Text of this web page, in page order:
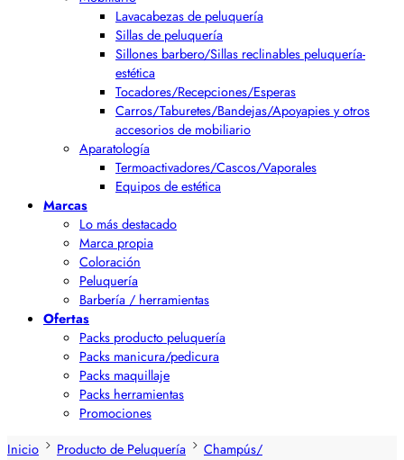
Lavacabezas de peluquería
Sillas de peluquería
Sillones barbero/Sillas reclinables peluquería-
estética
Tocadores/Recepciones/Esperas
Carros/Taburetes/Bandejas/Apoyapies y otros
accesorios de mobiliario
Aparatología
Termoactivadores/Cascos/Vaporales
Equipos de estética
Marcas
Lo más destacado
Marca propia
Coloración
Peluquería
Barbería / herramientas
Ofertas
Packs producto peluquería
Packs manicura/pedicura
Packs maquillaje
Packs herramientas
Promociones
Inicio
Producto de Peluquería
Champús/